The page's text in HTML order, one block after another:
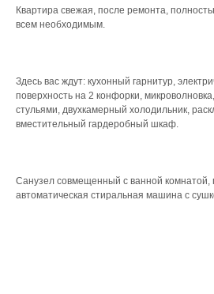
Квартира свежая, после ремонта,
всем необходимым.
Здесь вас ждут: кухонный гарнитур,
поверхность на 2 конфорки,
стульями, двухкамерный холодильник,
вместительный гардеробный шкаф.
Санузел совмещенный с ванной комнатой,
автоматическая стиральная машина с